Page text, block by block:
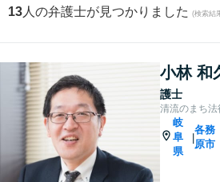
13 人の弁護士が見つかりました (検索結
小林 和
護士
清流のまち法
岐
阜
県
|
各務
原市